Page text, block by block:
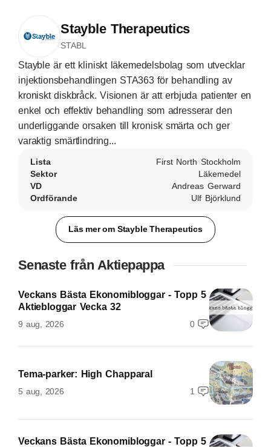
Stayble Therapeutics
STABL
Stayble är ett kliniskt läkemedelsbolag som utvecklar
injektionsbehandlingen STA363 för behandling av
kroniskt diskbråck. Visionen är att erbjuda patienter en
enkel och effektiv behandling som adresserar den
underliggande orsaken till kronisk smärta och ger
varaktig smärtlindring...
Lista
First North Stockholm
Sektor
Läkemedel
VD
Andreas Gerward
Ordförande
Ulf Björklund
Läs mer om Stayble Therapeutics
Senaste från Aktiepappa
Veckans Bästa Ekonomibloggar - Topp 5
Aktiebloggar Vecka 32
9 aug, 2026 0
Tema-parker: High Chapparal
5 aug, 2026 1
Veckans Bästa Ekonomibloggar - Topp 5